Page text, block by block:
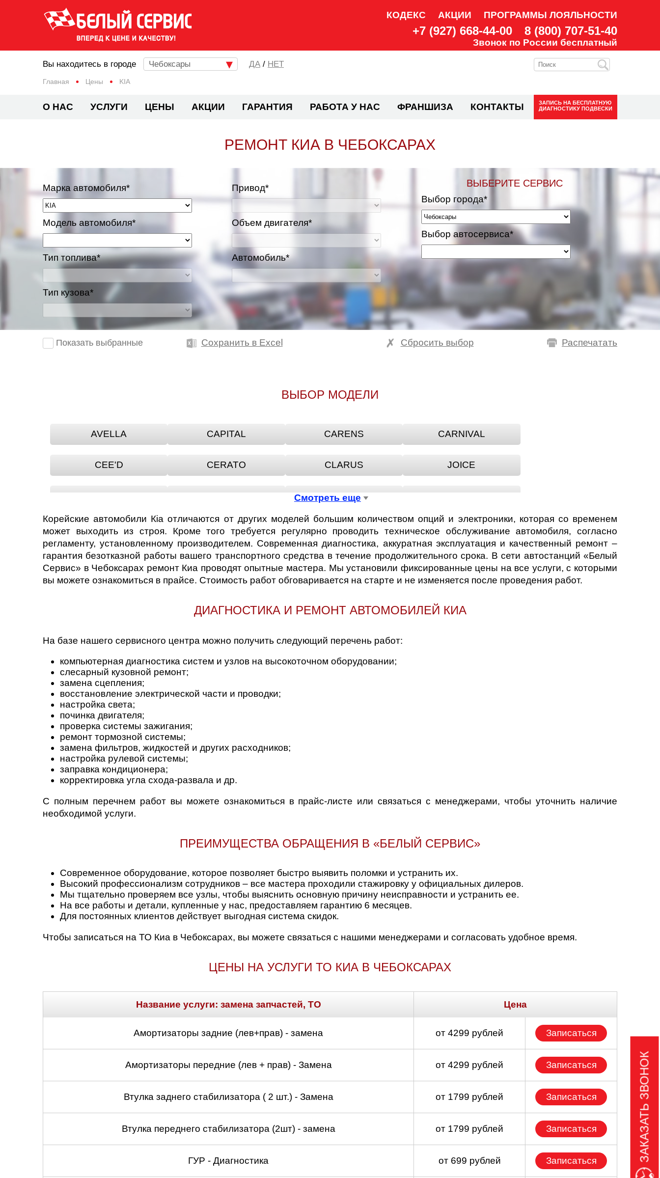
КОДЕКС АКЦИИ ПРОГРАММЫ ЛОЯЛЬНОСТИ
+7 (927) 668-44-00 8 (800) 707-51-40
Звонок по России бесплатный
Главная Цены KIA
Вы находитесь в городе Чебоксары / НЕТ
О НАС УСЛУГИ ЦЕНЫ АКЦИИ ГАРАНТИЯ РАБОТА У НАС ФРАНШИЗА КОНТАКТЫ ЗАПИСЬ НА БЕСПЛАТНУЮ
ДИАГНОСТИКУ ПОДВЕСКИ
РЕМОНТ КИА В ЧЕБОКСАРАХ
Марка автомобиля*
Модель автомобиля*
Тип топлива*
Тип кузова*
Привод*
Объем двигателя*
Автомобиль*
ВЫБЕРИТЕ СЕРВИС
Выбор города*
Выбор автосервиса*
Показать выбранные Сохранить в Excel Распечатать
Сбросить выбор
ВЫБОР МОДЕЛИ
AVELLA CAPITAL CARENS CARNIVAL
CEE'D CERATO CLARUS JOICE
MAGENTIS MOHAVE OPIRUS OPTIMA
PICANTO PRIDE PRO QUORIS
RETONA RIO ROADSTER SEPHIA
Смотреть еще
Корейские автомобили Кia отличаются от других моделей большим количеством опций и электроники, которая со временем
может выходить из строя. Кроме того требуется регулярно проводить техническое обслуживание автомобиля, согласно
регламенту, установленному производителем. Современная диагностика, аккуратная эксплуатация и качественный ремонт –
гарантия безотказной работы вашего транспортного средства в течение продолжительного срока. В сети автостанций «Белый
Сервис» в Чебоксарах ремонт Киа проводят опытные мастера. Мы установили фиксированные цены на все услуги, с которыми
вы можете ознакомиться в прайсе. Стоимость работ обговаривается на старте и не изменяется после проведения работ.
ДИАГНОСТИКА И РЕМОНТ АВТОМОБИЛЕЙ КИА
На базе нашего сервисного центра можно получить следующий перечень работ:
компьютерная диагностика систем и узлов на высокоточном оборудовании;
слесарный кузовной ремонт;
замена сцепления;
восстановление электрической части и проводки;
настройка света;
починка двигателя;
проверка системы зажигания;
ремонт тормозной системы;
замена фильтров, жидкостей и других расходников;
настройка рулевой системы;
заправка кондиционера;
корректировка угла схода-развала и др.
С полным перечнем работ вы можете ознакомиться в прайс-листе или связаться с менеджерами, чтобы уточнить наличие
необходимой услуги.
ПРЕИМУЩЕСТВА ОБРАЩЕНИЯ В «БЕЛЫЙ СЕРВИС»
Современное оборудование, которое позволяет быстро выявить поломки и устранить их.
Высокий профессионализм сотрудников – все мастера проходили стажировку у официальных дилеров.
Мы тщательно проверяем все узлы, чтобы выяснить основную причину неисправности и устранить ее.
На все работы и детали, купленные у нас, предоставляем гарантию 6 месяцев.
Для постоянных клиентов действует выгодная система скидок.
Чтобы записаться на ТО Киа в Чебоксарах, вы можете связаться с нашими менеджерами и согласовать удобное время.
ЦЕНЫ НА УСЛУГИ ТО КИА В ЧЕБОКСАРАХ
Название услуги: замена запчастей, ТО Цена
Амортизаторы задние (лев+прав) - замена от 4299 рублей Записаться
Амортизаторы передние (лев + прав) - Замена от 4299 рублей Записаться
Втулка заднего стабилизатора ( 2 шт.) - Замена от 1799 рублей Записаться
Втулка переднего стабилизатора (2шт) - замена от 1799 рублей Записаться
ГУР - Диагностика от 699 рублей Записаться ЗАКАЗАТЬ ЗВОНОК